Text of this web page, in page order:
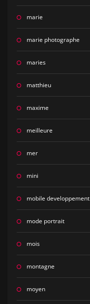
marie
marie photographe
maries
matthieu
maxime
meilleure
mer
mini
mobile developpement
mode portrait
mois
montagne
moyen